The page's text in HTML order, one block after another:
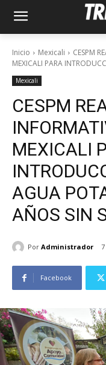
Inicio Mexicali
CESPM
MEXICALI PARA
Mexicali
CESPM
MEXICALI
AGUA
AÑOS SIN
Por Administrador
Facebook